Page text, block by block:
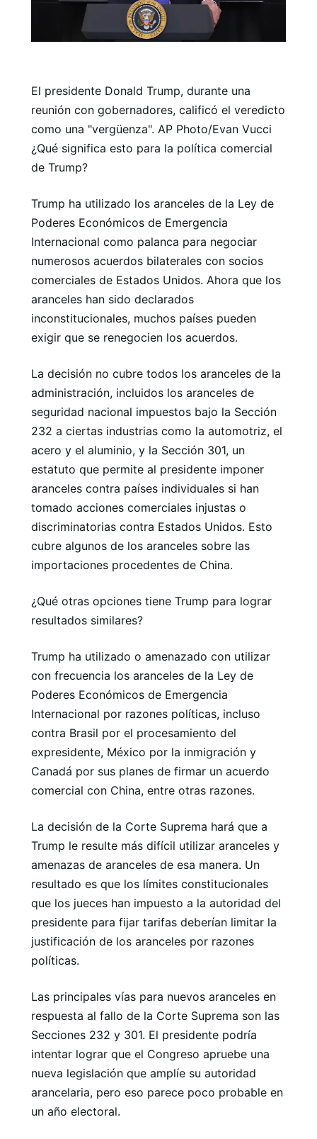
El presidente Donald Trump, durante una
reunión con gobernadores, calificó el veredicto
como una "vergüenza". AP Photo/Evan Vucci
¿Qué significa esto para la política comercial
de Trump?
Trump ha utilizado los aranceles de la Ley de
Poderes Económicos de Emergencia
Internacional como palanca para negociar
numerosos acuerdos bilaterales con socios
comerciales de Estados Unidos. Ahora que los
aranceles han sido declarados
inconstitucionales, muchos países pueden
exigir que se renegocien los acuerdos.
La decisión no cubre todos los aranceles de la
administración, incluidos los aranceles de
seguridad nacional impuestos bajo la Sección
232 a ciertas industrias como la automotriz, el
acero y el aluminio, y la Sección 301, un
estatuto que permite al presidente imponer
aranceles contra países individuales si han
tomado acciones comerciales injustas o
discriminatorias contra Estados Unidos. Esto
cubre algunos de los aranceles sobre las
importaciones procedentes de China.
¿Qué otras opciones tiene Trump para lograr
resultados similares?
Trump ha utilizado o amenazado con utilizar
con frecuencia los aranceles de la Ley de
Poderes Económicos de Emergencia
Internacional por razones políticas, incluso
contra Brasil por el procesamiento del
expresidente, México por la inmigración y
Canadá por sus planes de firmar un acuerdo
comercial con China, entre otras razones.
La decisión de la Corte Suprema hará que a
Trump le resulte más difícil utilizar aranceles y
amenazas de aranceles de esa manera. Un
resultado es que los límites constitucionales
que los jueces han impuesto a la autoridad del
presidente para fijar tarifas deberían limitar la
justificación de los aranceles por razones
políticas.
Las principales vías para nuevos aranceles en
respuesta al fallo de la Corte Suprema son las
Secciones 232 y 301. El presidente podría
intentar lograr que el Congreso apruebe una
nueva legislación que amplíe su autoridad
arancelaria, pero eso parece poco probable en
un año electoral.